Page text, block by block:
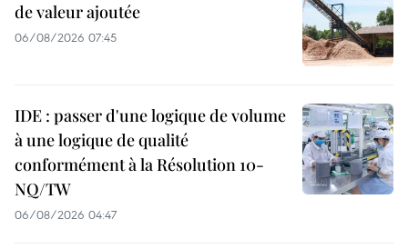
de valeur ajoutée
06/08/2026 07:45
IDE : passer d'une logique de volume
à une logique de qualité
conformément à la Résolution 10-
NQ/TW
06/08/2026 04:47